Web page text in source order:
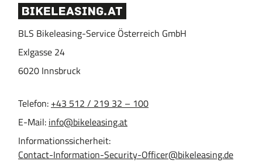
BLS Bikeleasing-Service Österreich GmbH
Exlgasse 24
6020 Innsbruck
Telefon: +43 512 / 219 32 – 100
E-Mail: info@bikeleasing.at
Informationssicherheit:
Contact-Information-Security-Officer@bikeleasing.de